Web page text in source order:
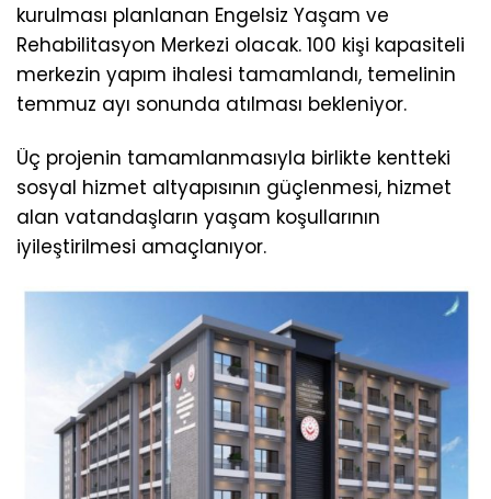
kurulması planlanan Engelsiz Yaşam ve
Rehabilitasyon Merkezi olacak. 100 kişi kapasiteli
merkezin yapım ihalesi tamamlandı, temelinin
temmuz ayı sonunda atılması bekleniyor.
Üç projenin tamamlanmasıyla birlikte kentteki
sosyal hizmet altyapısının güçlenmesi, hizmet
alan vatandaşların yaşam koşullarının
iyileştirilmesi amaçlanıyor.